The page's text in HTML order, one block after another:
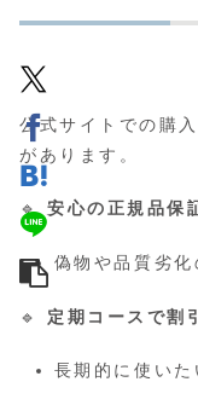
公式サイトでの購
があります。
🔹安心の正規品保
偽物や品質劣
🔹 定期コースで割
長期的に使い